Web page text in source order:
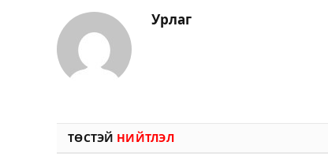
Урлаг
ТӨСТЭЙ НИЙТЛЭЛ